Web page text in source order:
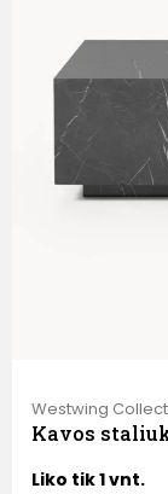
Westwing
Kavos
Liko tik 1 vnt.